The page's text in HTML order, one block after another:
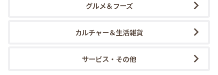
グルメ＆フーズ
カルチャー＆生活雑貨
サービス・その他